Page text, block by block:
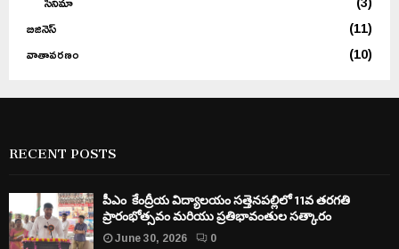
బిజినెస్
(11)
వాతావరణం
(10)
RECENT POSTS
పీఎం కేంద్రీయ విద్యాలయం సత్తెనపల్లిలో 11వ తరగతి
ప్రారంభోత్సవం మరియు ప్రతిభావంతుల సత్కారం
June 30, 2026
0